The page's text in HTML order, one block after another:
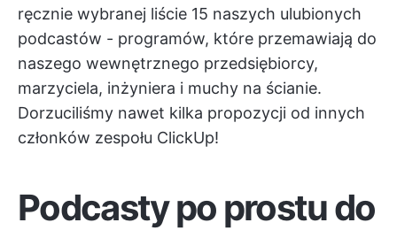
ręcznie wybranej liście 15 naszych ulubionych
podcastów - programów, które przemawiają do
naszego wewnętrznego przedsiębiorcy,
marzyciela, inżyniera i muchy na ścianie.
Dorzuciliśmy nawet kilka propozycji od innych
członków zespołu ClickUp!
Podcasty po prostu do